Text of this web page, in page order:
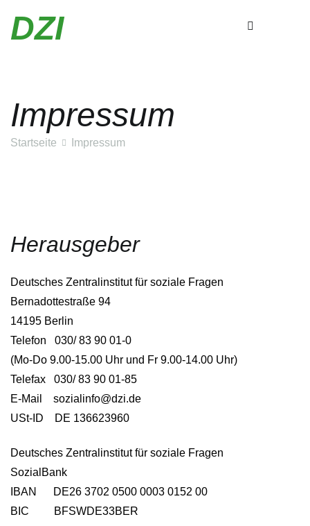
Zum
Inhalt
springen
DZI
Impressum
Startseite Impressum
Herausgeber
Deutsches Zentralinstitut für soziale Fragen
Bernadottestraße 94
14195 Berlin
Telefon 030/ 83 90 01-0
(Mo-Do 9.00-15.00 Uhr und Fr 9.00-14.00 Uhr)
Telefax 030/ 83 90 01-85
E-Mail sozialinfo@dzi.de
USt-ID DE 136623960
Deutsches Zentralinstitut für soziale Fragen
SozialBank
IBAN DE26 3702 0500 0003 0152 00
BIC BFSWDE33BER